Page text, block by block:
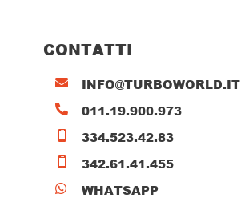
CONTATTI
 INFO@TURBOWORLD.IT
 011.19.900.973
 334.523.42.83
 342.61.41.455
 WHATSAPP